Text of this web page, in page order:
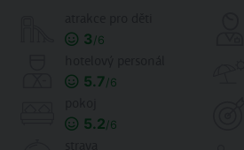
3/6
5.7/6
5.2/6